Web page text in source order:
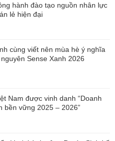
hành đào tạo nguồn nhân lực
lẻ hiện đại
cùng viết nên mùa hè ý nghĩa
Sense Xanh 2026
Nam được vinh danh “Doanh
bền vững 2025 – 2026”